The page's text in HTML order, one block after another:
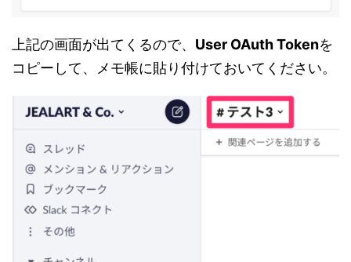
上記の画面が出てくるので、 User OAuth Tokenを
コピーして、メモ帳に貼り付けておいてください。